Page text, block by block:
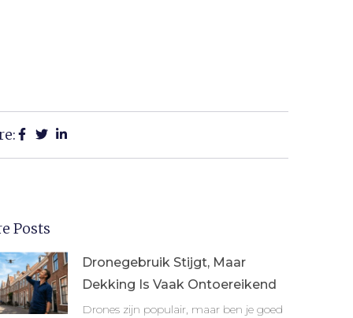
Posts
Dronegebruik Stijgt, Maar
Dekking Is Vaak Ontoereikend
Drones zijn populair, maar ben je goed